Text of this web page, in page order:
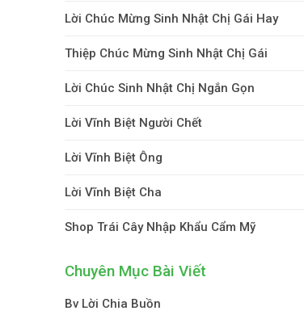
Lời Chúc Mừng Sinh Nhật Chị Gái Hay
Thiệp Chúc Mừng Sinh Nhật Chị Gái
Lời Chúc Sinh Nhật Chị Ngắn Gọn
Lời Vĩnh Biệt Người Chết
Lời Vĩnh Biệt Ông
Lời Vĩnh Biệt Cha
Shop Trái Cây Nhập Khẩu Cẩm Mỹ
Chuyên Mục Bài Viết
Bv Lời Chia Buồn